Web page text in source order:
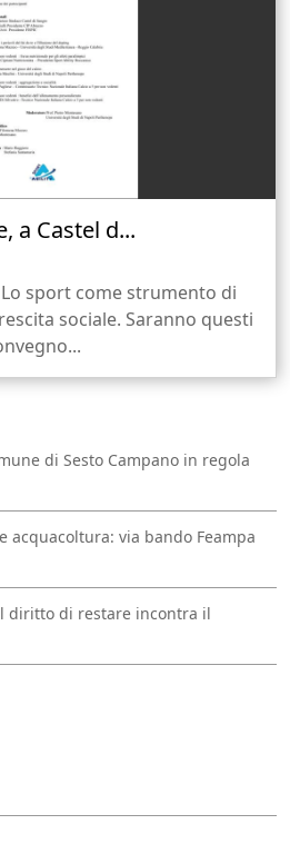
a Castel d...
Lo sport come strumento di
sociale. Saranno questi
di Sesto Campano in regola
acquacoltura: via bando Feampa
diritto di restare incontra il